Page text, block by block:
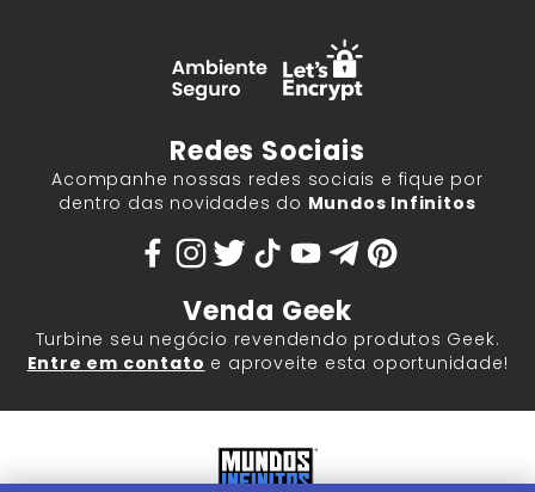
Redes Sociais
Acompanhe nossas redes sociais e fique por
dentro das novidades do Mundos Infinitos
Venda Geek
Turbine seu negócio revendendo produtos Geek.
Entre em contato e aproveite esta oportunidade!